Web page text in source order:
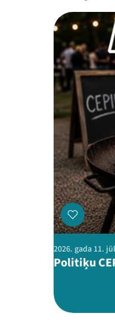
2026. gada 11.
Politiķu